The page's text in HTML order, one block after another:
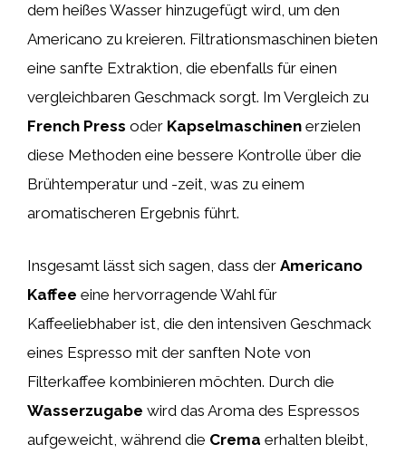
dem heißes Wasser hinzugefügt wird, um den
Americano zu kreieren. Filtrationsmaschinen bieten
eine sanfte Extraktion, die ebenfalls für einen
vergleichbaren Geschmack sorgt. Im Vergleich zu
French Press oder Kapselmaschinen erzielen
diese Methoden eine bessere Kontrolle über die
Brühtemperatur und -zeit, was zu einem
aromatischeren Ergebnis führt.
Insgesamt lässt sich sagen, dass der Americano
Kaffee eine hervorragende Wahl für
Kaffeeliebhaber ist, die den intensiven Geschmack
eines Espresso mit der sanften Note von
Filterkaffee kombinieren möchten. Durch die
Wasserzugabe wird das Aroma des Espressos
aufgeweicht, während die Crema erhalten bleibt,